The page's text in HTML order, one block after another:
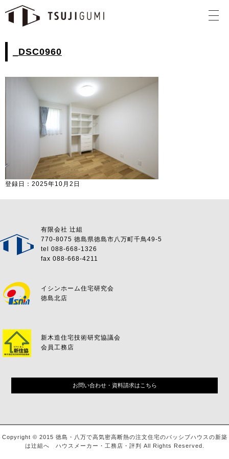
_DSC0960
登録日：2025年10月2日
有限会社 辻組
770-8075 徳島県徳島市八万町千鳥49-5
tel 088-668-1326
fax 088-668-4211
イシンホーム住宅研究会
徳島北店
新木造住宅技術研究協議会
会員工務店
お問い合わせ・資料請求はこちら
Copyright © 2015 徳島・八万で高気密高断熱の注文住宅のパッシブハウスの新築
は辻組へ ハウスメーカー・工務店・評判 All Rights Reserved.